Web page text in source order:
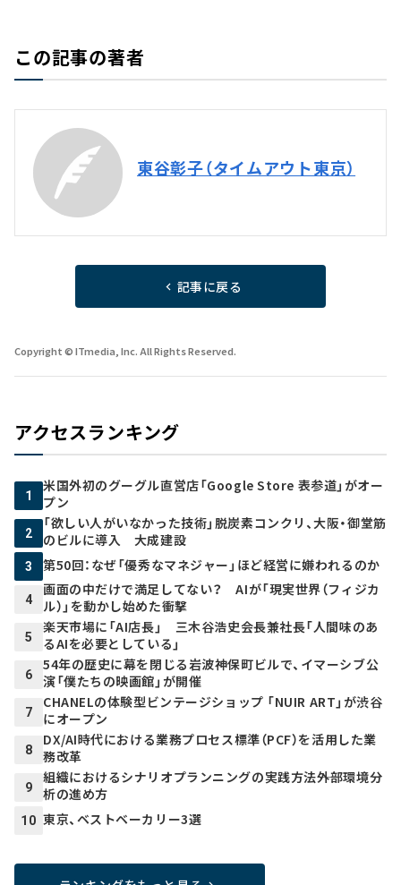
この記事の著者
東谷彰子（タイムアウト東京）
記事に戻る
Copyright © ITmedia, Inc. All Rights Reserved.
アクセスランキング
1
米国外初のグーグル直営店「Google Store 表参道」がオー
プン
2
「欲しい人がいなかった技術」脱炭素コンクリ、大阪・御堂筋
のビルに導入 大成建設
3 第50回：なぜ「優秀なマネジャー」ほど経営に嫌われるのか
4
画面の中だけで満足してない？ AIが「現実世界（フィジカ
ル）」を動かし始めた衝撃
5
楽天市場に「AI店長」 三木谷浩史会長兼社長「人間味のあ
るAIを必要としている」
6
54年の歴史に幕を閉じる岩波神保町ビルで、イマーシブ公
演「僕たちの映画館」が開催
7
CHANELの体験型ビンテージショップ 「NUIR ART」が渋谷
にオープン
8
DX/AI時代における業務プロセス標準（PCF）を活用した業
務改革
9
組織におけるシナリオプランニングの実践方法――外部環境分
析の進め方
10 東京、ベストベーカリー3選